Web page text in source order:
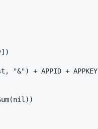
"&") + APPID + APPKEY